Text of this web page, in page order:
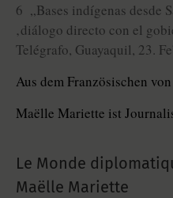
6 „Bases indígenas desde
‚diálogo directo con el
Telégrafo, Guayaquil, 23.
Aus dem Französischen
Maëlle Mariette ist
Le Monde
Maëlle Mariette